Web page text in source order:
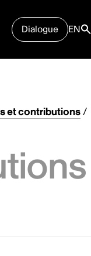
Dialogue EN
et contributions/